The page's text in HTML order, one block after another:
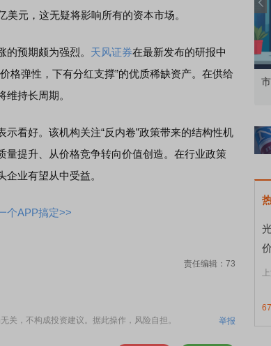
元，这无疑将影响所有的资本市场。
预期颇为强烈。 天风证券在最新发布的研报中
格弹性，下有分红支撑”的优质稀缺资产。在供给
持长周期。
看好。该机构关注“反内卷”政策带来的结构性机
提升、从价格竞争转向价值创造。在行业政策
业有望从中受益。
个APP搞定>>
责任编辑：73
关，不构成投资建议。据此操作，风险自担。 举报
了解北交所知识 做理性投资者